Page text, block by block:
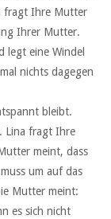
fragt Ihre Mutter
Ihrer Mutter.
legt eine Windel
nichts dagegen
bleibt.
Lina fragt Ihre
meint, dass
um auf das
Mutter meint:
es sich nicht